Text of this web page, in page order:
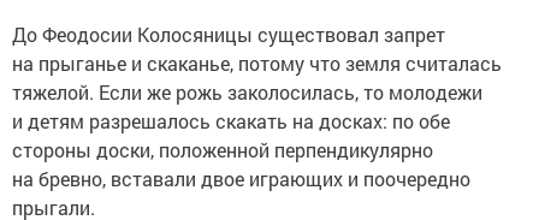
До Феодосии Колосяницы существовал запрет
на прыганье и скаканье, потому что земля считалась
тяжелой. Если же рожь заколосилась, то молодежи
и детям разрешалось скакать на досках: по обе
стороны доски, положенной перпендикулярно
на бревно, вставали двое играющих и поочередно
прыгали.